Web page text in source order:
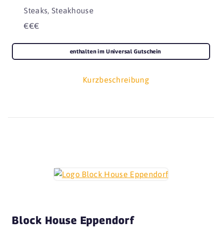
Steaks, Steakhouse
€€€
Kurzbeschreibung
enthalten im Universal Gutschein
Block House Eppendorf